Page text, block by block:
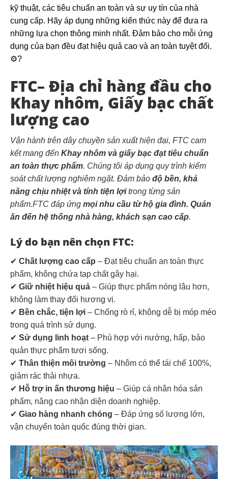
kỹ thuật, các tiêu chuẩn an toàn và sự uy tín của nhà
cung cấp. Hãy áp dụng những kiến thức này để đưa ra
những lựa chọn thông minh nhất. Đảm bảo cho mỗi ứng
dụng của bạn đều đạt hiệu quả cao và an toàn tuyệt đối.
⚙️?
FTC– Địa chỉ hàng đầu cho
Khay nhôm, Giấy bạc chất
lượng cao
Vận hành trên dây chuyền sản xuất hiện đại, FTC cam
kết mang đến Khay nhôm và giấy bạc đạt tiêu chuẩn
an toàn thực phẩm. Chúng tôi áp dụng quy trình kiểm
soát chất lượng nghiêm ngặt. Đảm bảo độ bền, khả
năng chịu nhiệt và tính tiện lợitrong từng sản
phẩm.FTC đáp ứng mọi nhu cầu từ hộ gia đình. Quán
ăn đến hệ thống nhà hàng, khách sạn cao cấp.
Lý do bạn nên chọn FTC:
✔ Chất lượng cao cấp – Đạt tiêu chuẩn an toàn thực
phẩm, không chứa tạp chất gây hại.
✔ Giữ nhiệt hiệu quả – Giúp thực phẩm nóng lâu hơn,
không làm thay đổi hương vị.
✔ Bền chắc, tiện lợi – Chống rò rỉ, không dễ bị móp méo
trong quá trình sử dụng.
✔ Sử dụng linh hoạt – Phù hợp với nướng, hấp, bảo
quản thực phẩm tươi sống.
✔ Thân thiện môi trường – Nhôm có thể tái chế 100%,
giảm rác thải nhựa.
✔ Hỗ trợ in ấn thương hiệu – Giúp cá nhân hóa sản
phẩm, nâng cao nhận diện doanh nghiệp.
✔ Giao hàng nhanh chóng – Đáp ứng số lượng lớn,
vận chuyển toàn quốc đúng thời gian.